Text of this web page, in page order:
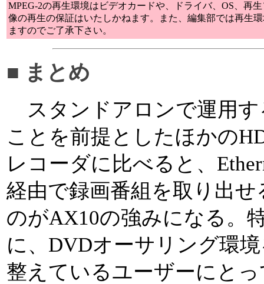
MPEG-2の再生環境はビデオカードや、ドライバ、OS、再
像の再生の保証はいたしかねます。また、編集部では再生
ますのでご了承下さい。
■ まとめ
スタンドアロンで運用す
ことを前提としたほかの
レコーダに比べると、
経由で録画番組を取り出せ
のがAX10の強みになる。
に、DVDオーサリング環
整えているユーザーにとっ